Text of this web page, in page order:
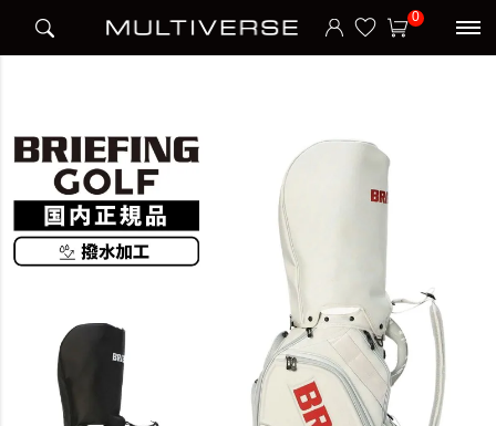
0
CR-3 #04 キャディバッグ ゴルフバッグ PRO SERIES